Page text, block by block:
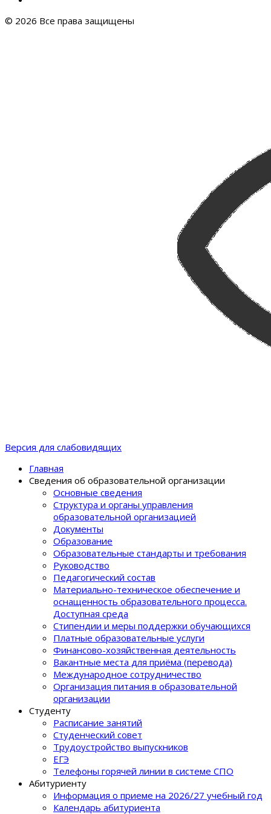
© 2026 Все права защищены
Версия для слабовидящих
Главная
Сведения об образовательной организации
Основные сведения
Структура и органы управления
образовательной организацией
Документы
Образование
Образовательные стандарты и требования
Руководство
Педагогический состав
Материально-техническое обеспечение и
оснащенность образовательного процеcса.
Доступная среда
Стипендии и меры поддержки обучающихся
Платные образовательные услуги
Финансово-хозяйственная деятельность
Вакантные места для приёма (перевода)
Международное сотрудничество
Организация питания в образовательной
организации
Студенту
Расписание занятий
Студенческий совет
Трудоустройство выпускников
ЕГЭ
Телефоны горячей линии в системе СПО
Абитуриенту
Информация о приеме на 2026/27 учебный год
Календарь абитуриента